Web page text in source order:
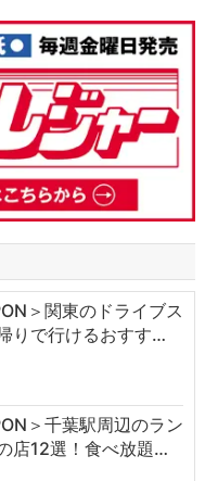
＞関東のドライブス
りで行けるおすす…
＞千葉駅周辺のラン
店12選！食べ放題…